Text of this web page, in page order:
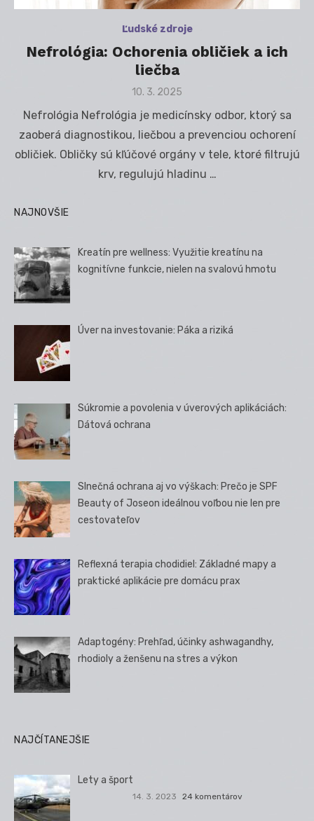
Ľudské zdroje
Nefrológia: Ochorenia obličiek a ich
liečba
Posted
10. 3. 2025
Nefrológia Nefrológia je medicínsky odbor, ktorý sa
zaoberá diagnostikou, liečbou a prevenciou ochorení
obličiek. Obličky sú kľúčové orgány v tele, ktoré filtrujú
krv, regulujú hladinu …
NAJNOVŠIE
Kreatín pre wellness: Využitie kreatínu na
kognitívne funkcie, nielen na svalovú hmotu
Úver na investovanie: Páka a riziká
Súkromie a povolenia v úverových aplikáciách:
Dátová ochrana
Slnečná ochrana aj vo výškach: Prečo je SPF
Beauty of Joseon ideálnou voľbou nie len pre
cestovateľov
Reflexná terapia chodidiel: Základné mapy a
praktické aplikácie pre domácu prax
Adaptogény: Prehľad, účinky ashwagandhy,
rhodioly a ženšenu na stres a výkon
NAJČÍTANEJŠIE
Lety a šport
14. 3. 2023 24 komentárov